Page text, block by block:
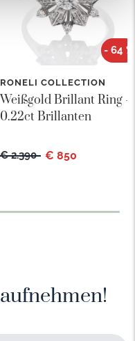
- 64 %
RONELI COLLECTION
Weißgold Brillant Ring -
0.22ct Brillanten
€ 2.390 € 850